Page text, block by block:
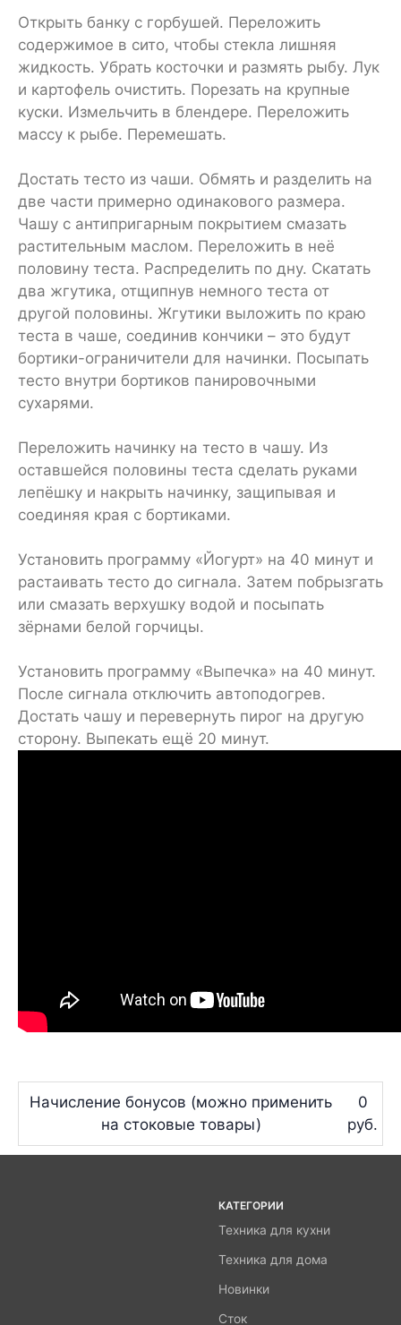
Открыть банку с горбушей. Переложить
содержимое в сито, чтобы стекла лишняя
жидкость. Убрать косточки и размять рыбу. Лук
и картофель очистить. Порезать на крупные
куски. Измельчить в блендере. Переложить
массу к рыбе. Перемешать.
Достать тесто из чаши. Обмять и разделить на
две части примерно одинакового размера.
Чашу с антипригарным покрытием смазать
растительным маслом. Переложить в неё
половину теста. Распределить по дну. Скатать
два жгутика, отщипнув немного теста от
другой половины. Жгутики выложить по краю
теста в чаше, соединив кончики – это будут
бортики-ограничители для начинки. Посыпать
тесто внутри бортиков панировочными
сухарями.
Переложить начинку на тесто в чашу. Из
оставшейся половины теста сделать руками
лепёшку и накрыть начинку, защипывая и
соединяя края с бортиками.
Установить программу «Йогурт» на 40 минут и
растаивать тесто до сигнала. Затем побрызгать
или смазать верхушку водой и посыпать
зёрнами белой горчицы.
Установить программу «Выпечка» на 40 минут.
После сигнала отключить автоподогрев.
Достать чашу и перевернуть пирог на другую
сторону. Выпекать ещё 20 минут.
Начисление бонусов (можно применить
на стоковые товары)
0
руб.
КАТЕГОРИИ
Техника для кухни
Техника для дома
Новинки
Сток